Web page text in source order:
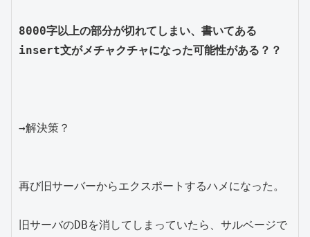
8000字以上の部分が切れてしまい、書いてある
insert文がメチャクチャになった可能性がある？？
→解決策？
再び旧サーバーからエクスポートするハメになった。
旧サーバのDBを消してしまっていたら、サルベージで